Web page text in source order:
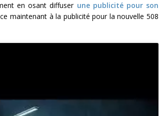
en osant diffuser une publicité pour son
maintenant à la publicité pour la nouvelle 508